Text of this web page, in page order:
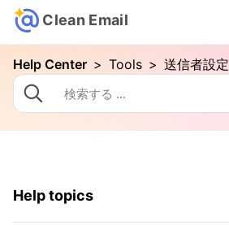
Clean Email
Help Center > Tools > 送信者設定
Help topics